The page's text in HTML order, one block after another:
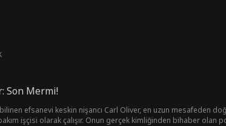
Son Mermi!
efsanevi keskin nişancı Carl Oliver, en uzun mesafeden
işçisi olarak çalışır. Onun gerçek kimliğinden bihaber olan